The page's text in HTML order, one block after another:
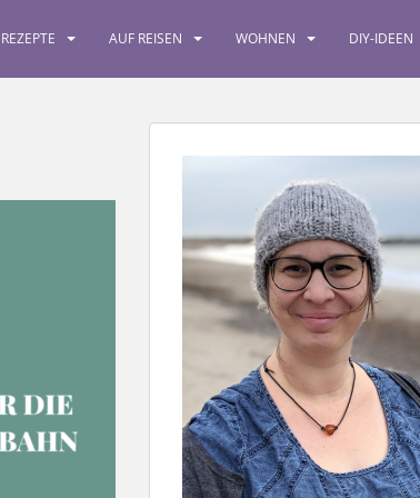
REZEPTE AUF REISEN WOHNEN DIY-IDEEN